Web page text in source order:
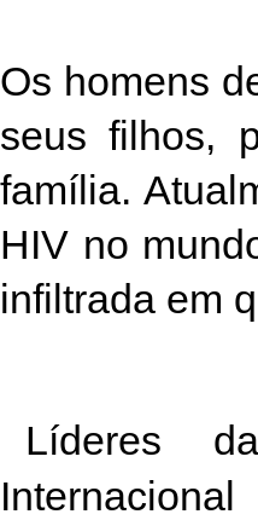
Os homens
seus filhos,
família.
HIV no
infiltrada em
Líderes